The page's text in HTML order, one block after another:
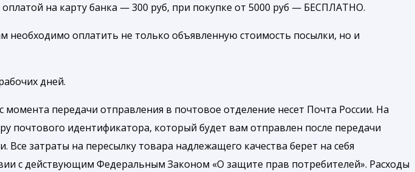
оплатой на карту банка — 300 руб, при покупке от 5000 руб — БЕСПЛАТНО.
оплатить не только объявленную стоимость посылки, но и
дней.
передачи отправления в почтовое отделение несет Почта России. На
почтового идентификатора, который будет вам отправлен после передачи
затраты на пересылку товара надлежащего качества берет на себя
с действующим Федеральным Законом «О защите прав потребителей». Расходы